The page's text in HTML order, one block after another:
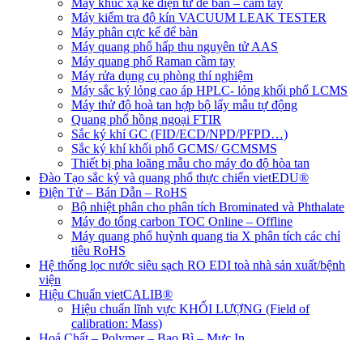
Máy khúc xạ kế điện tử để bàn – cầm tay
Máy kiểm tra độ kín VACUUM LEAK TESTER
Máy phân cực kế để bàn
Máy quang phổ hấp thu nguyên tử AAS
Máy quang phổ Raman cầm tay
Máy rửa dụng cụ phòng thí nghiệm
Máy sắc ký lỏng cao áp HPLC- lỏng khối phổ LCMS
Máy thử độ hoà tan hợp bộ lấy mẫu tự động
Quang phổ hồng ngoại FTIR
Sắc ký khí GC (FID/ECD/NPD/PFPD…)
Sắc ký khí khối phổ GCMS/ GCMSMS
Thiết bị pha loãng mẫu cho máy đo độ hòa tan
Đào Tạo sắc ký và quang phổ thực chiến vietEDU®
Điện Tử – Bán Dẫn – RoHS
Bộ nhiệt phân cho phân tích Brominated và Phthalate
Máy đo tổng carbon TOC Online – Offline
Máy quang phổ huỳnh quang tia X phân tích các chỉ
tiêu RoHS
Hệ thống lọc nước siêu sạch RO EDI​​ toà nhà sản xuất/bệnh
viện
Hiệu Chuẩn vietCALIB®
Hiệu chuẩn lĩnh vực KHỐI LƯỢNG (Field of
calibration: Mass)